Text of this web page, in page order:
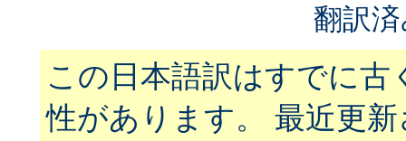
翻訳
この日本語訳はすでに古
性があります。 最近更